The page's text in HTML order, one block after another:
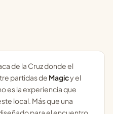
de la Cruz donde el
partidas de Magicy el
es la experiencia que
local. Más que una